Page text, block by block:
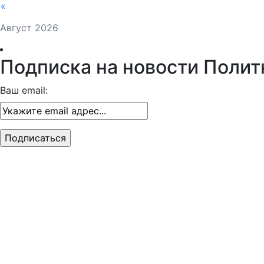
Август 2026
«
Подписка на новости
Ваш email: